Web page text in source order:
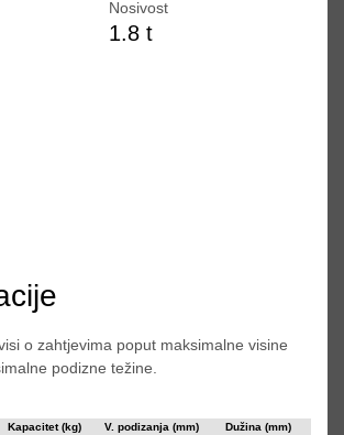
Nosivost
1.8 t
o zahtjevima poput maksimalne visine
podizne težine.
Kapacitet (kg) V. podizanja (mm)
Dužina (mm)